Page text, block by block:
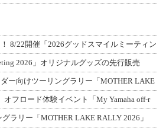
8/22開催「2026グッドスマイルミーティン
2026」オリジナルグッズの先行販売
ー向けツーリングラリー「MOTHER LAKE
オフロード体験イベント「My Yamaha off-r
ラリー「MOTHER LAKE RALLY 2026」